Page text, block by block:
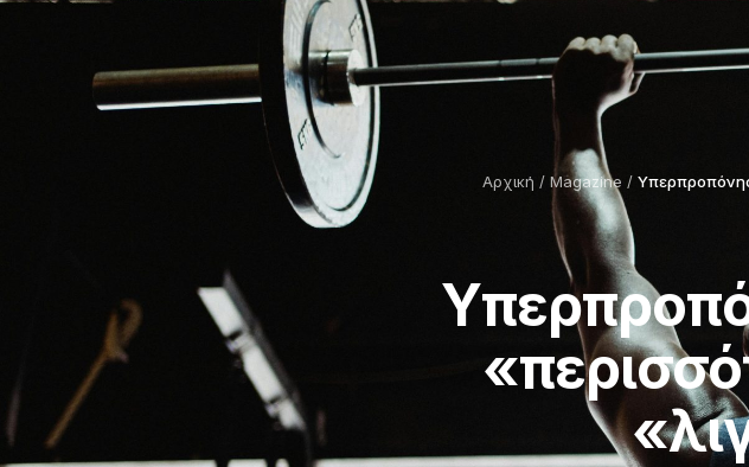
Αρχική / Magazine /